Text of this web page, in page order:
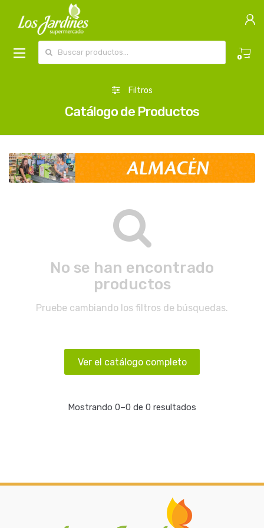
0
Filtros
Catálogo de Productos
No se han encontrado
productos
Pruebe cambiando los filtros de búsquedas.
Ver el catálogo completo
Mostrando 0–0 de 0 resultados